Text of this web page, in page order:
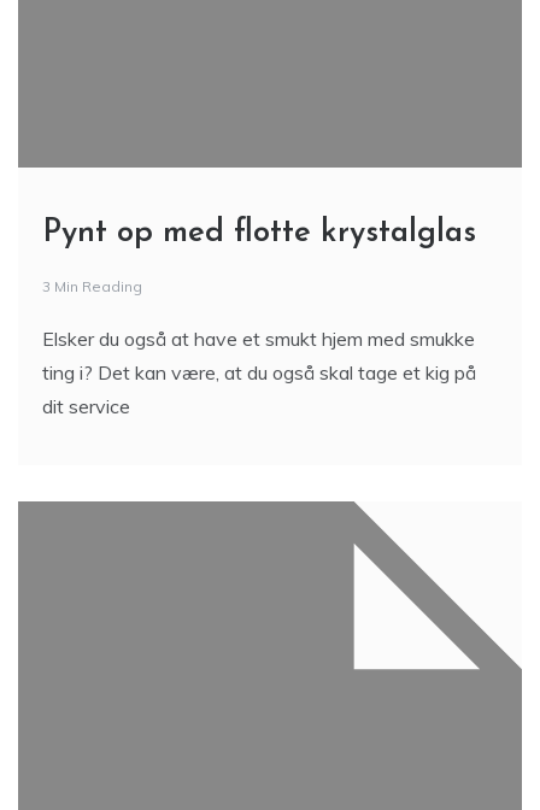
Pynt op med flotte krystalglas
3 Min Reading
Elsker du også at have et smukt hjem med smukke
ting i? Det kan være, at du også skal tage et kig på
dit service